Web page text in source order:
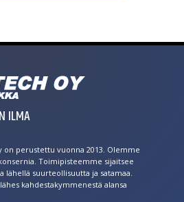
ILMA
on perustettu vuonna 2013. Olemme
Toimipisteemme sijaitsee
lähellä suurteollisuutta ja satamaa.
kahdestakymmenestä alansa